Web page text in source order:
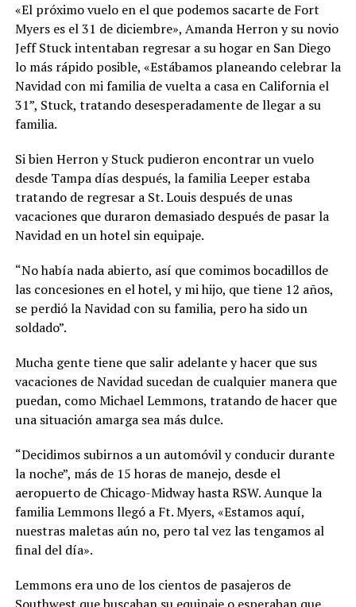
«El próximo vuelo en el que podemos sacarte de Fort
Myers es el 31 de diciembre», Amanda Herron y su novio
Jeff Stuck intentaban regresar a su hogar en San Diego
lo más rápido posible, «Estábamos planeando celebrar la
Navidad con mi familia de vuelta a casa en California el
31”, Stuck, tratando desesperadamente de llegar a su
familia.
Si bien Herron y Stuck pudieron encontrar un vuelo
desde Tampa días después, la familia Leeper estaba
tratando de regresar a St. Louis después de unas
vacaciones que duraron demasiado después de pasar la
Navidad en un hotel sin equipaje.
“No había nada abierto, así que comimos bocadillos de
las concesiones en el hotel, y mi hijo, que tiene 12 años,
se perdió la Navidad con su familia, pero ha sido un
soldado”.
Mucha gente tiene que salir adelante y hacer que sus
vacaciones de Navidad sucedan de cualquier manera que
puedan, como Michael Lemmons, tratando de hacer que
una situación amarga sea más dulce.
“Decidimos subirnos a un automóvil y conducir durante
la noche”, más de 15 horas de manejo, desde el
aeropuerto de Chicago-Midway hasta RSW. Aunque la
familia Lemmons llegó a Ft. Myers, «Estamos aquí,
nuestras maletas aún no, pero tal vez las tengamos al
final del día».
Lemmons era uno de los cientos de pasajeros de